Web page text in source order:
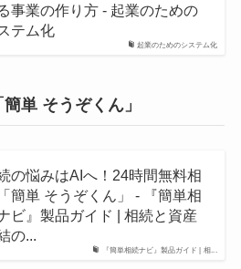
起業のためのシステム化
事業の作り方 - 起業のための
テム化
単 そうぞくん」
『簡単相続ナビ』製品ガイド | 相...
の悩みはAIへ！24時間無料相
簡単 そうぞくん」 - 『簡単相
ビ』製品ガイド | 相続と資産
の...